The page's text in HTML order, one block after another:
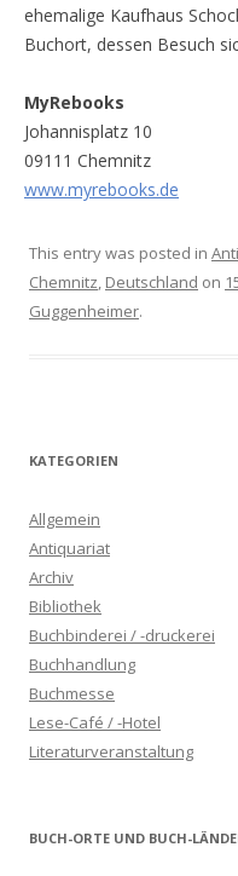
ehemalige Kaufhaus
Buchort, dessen Besuch
MyRebooks
Johannisplatz 10
09111 Chemnitz
www.myrebooks.de
This entry was posted in
Chemnitz, Deutschland on
Guggenheimer.
KATEGORIEN
Allgemein
Antiquariat
Archiv
Bibliothek
Buchbinderei / -druckerei
Buchhandlung
Buchmesse
Lese-Café / -Hotel
Literaturveranstaltung
BUCH-ORTE UND BUCH-